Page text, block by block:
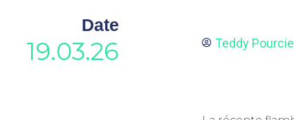
Date
19.03.26 Teddy Pourciel